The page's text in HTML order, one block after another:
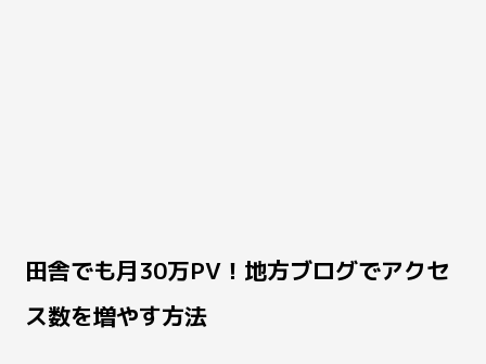
田舎でも月30万PV！地方ブログでアクセ
ス数を増やす方法